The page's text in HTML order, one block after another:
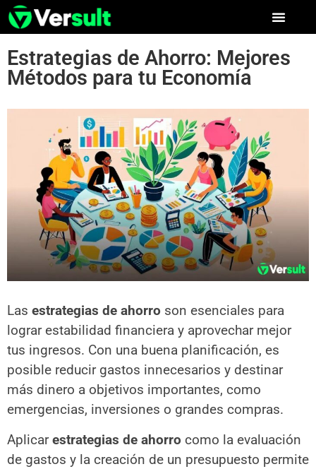
Estrategias de Ahorro: Mejores
Métodos para tu Economía
Las estrategias de ahorro son esenciales para
lograr estabilidad financiera y aprovechar mejor
tus ingresos. Con una buena planificación, es
posible reducir gastos innecesarios y destinar
más dinero a objetivos importantes, como
emergencias, inversiones o grandes compras.
Aplicarestrategias de ahorro como la evaluación
de gastos y la creación de un presupuesto permite